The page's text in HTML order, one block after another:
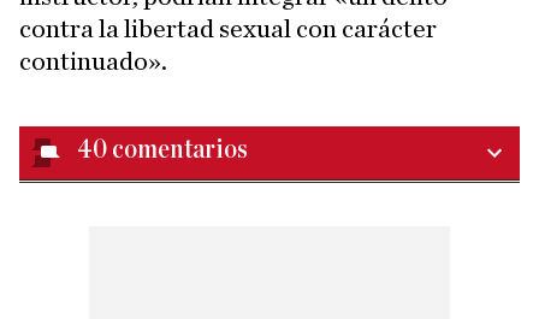
contra la libertad sexual con carácter
continuado».
40 comentarios